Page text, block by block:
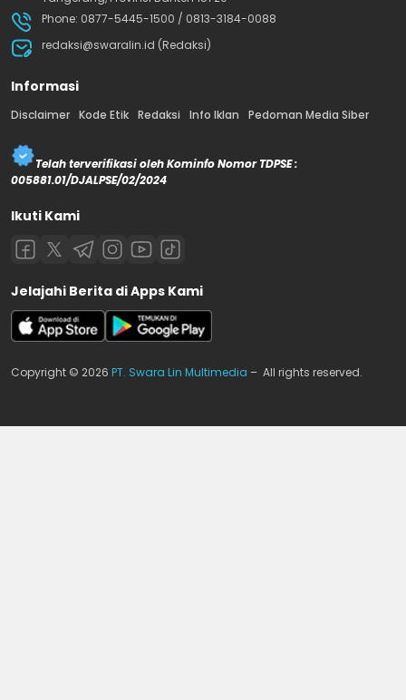
Phone: 0877-5445-1500 / 0813-3184-0088
redaksi@swaralin.id (Redaksi)
Informasi
Disclaimer Kode Etik Redaksi Info Iklan Pedoman Media Siber
Telah terverifikasi oleh Kominfo Nomor TDPSE :
005881.01/DJALPSE/02/2024
Ikuti Kami
Jelajahi Berita di Apps Kami
Copyright © 2026 PT. Swara Lin Multimedia – All rights reserved.